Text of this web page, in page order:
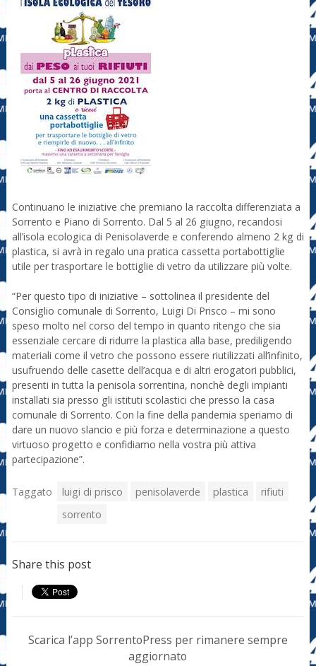
Continuano le iniziative che premiano la raccolta differenziata a
Sorrento e Piano di Sorrento. Dal 5 al 26 giugno, recandosi
all’isola ecologica di Penisolaverde e conferendo almeno 2 kg di
plastica, si avrà in regalo una pratica cassetta portabottiglie
utile per trasportare le bottiglie di vetro da utilizzare più volte.
“Per questo tipo di iniziative – sottolinea il presidente del
Consiglio comunale di Sorrento, Luigi Di Prisco – mi sono
speso molto nel corso del tempo in quanto ritengo che sia
essenziale cercare di ridurre la plastica alla base, prediligendo
materiali come il vetro che possono essere riutilizzati all’infinito,
usufruendo delle casette dell’acqua e di altri erogatori pubblici,
presenti in tutta la penisola sorrentina, nonchè degli impianti
installati sia presso gli istituti scolastici che presso la casa
comunale di Sorrento. Con la fine della pandemia speriamo di
dare un nuovo slancio e più forza e determinazione a questo
virtuoso progetto e confidiamo nella vostra più attiva
partecipazione”.
Taggato luigi di prisco penisolaverde plastica
rifiuti
sorrento
Share this post
Scarica l’app SorrentoPress per rimanere sempre
aggiornato